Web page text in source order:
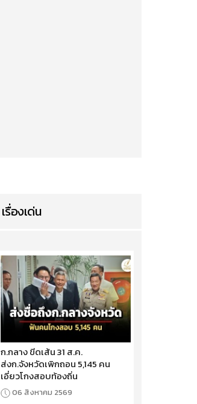
เรื่องเด่น
ก.กลาง ขีดเส้น 31 ส.ค.
ส่งก.จังหวัดเพิกถอน 5,145 คน
เอี่ยวโกงสอบท้องถิ่น
06 สิงหาคม 2569